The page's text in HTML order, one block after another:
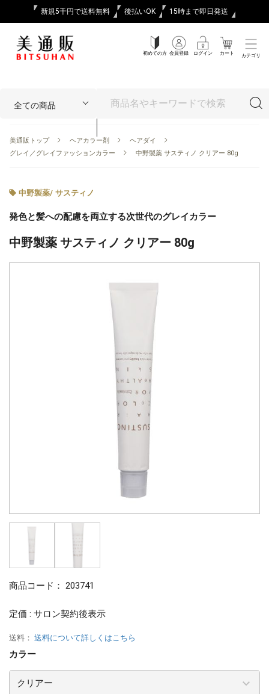
新規5千円で送料無料 後払いOK 15時まで即日発送
初めての方 会員登録 ログイン カート カテゴリ
美通販トップ ヘアカラー剤
ヘアダイ
グレイ／グレイファッションカラー
中野製薬 サスティノ クリアー 80g
中野製薬/ サスティノ
発色と髪への配慮を両立する次世代のグレイカラー
中野製薬 サスティノ クリアー 80g
商品コード： 203741
定価 : サロン契約後表示
送料： 送料について詳しくはこちら
カラー